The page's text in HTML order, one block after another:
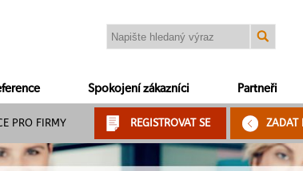
Spokojení zákazníci Partneři
PRO FIRMY REGISTROVAT SE ZADAT